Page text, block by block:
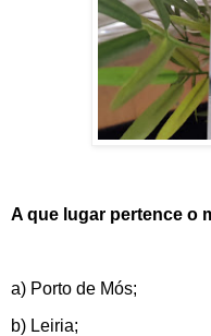
A que lugar pertence o
a) Porto de Mós;
b) Leiria;